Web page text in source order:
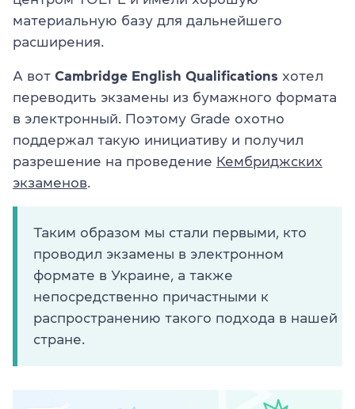
материальную базу для дальнейшего
расширения.
А вот Cambridge English Qualifications хотел
переводить экзамены из бумажного формата
в электронный. Поэтому Grade охотно
поддержал такую инициативу и получил
разрешение на проведение Кембриджских
экзаменов
Таким образом мы стали первыми, кто
проводил экзамены в электронном
формате в Украине, а также
непосредственно причастными к
распространению такого подхода в нашей
стране.